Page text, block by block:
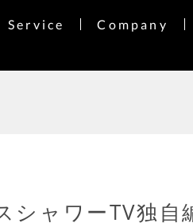
Service Company
シャワーTV独自